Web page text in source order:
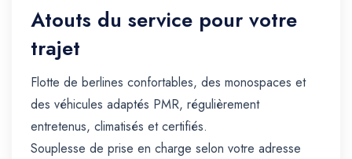
Atouts du service pour votre
trajet
Flotte de berlines confortables, des monospaces et
des véhicules adaptés PMR, régulièrement
entretenus, climatisés et certifiés.
Souplesse de prise en charge selon votre adresse